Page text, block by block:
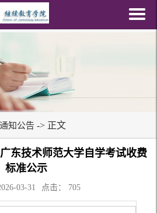
通知公告 -> 正文
广东技术师范大学自学考试收费
标准公示
03-31 点击： 705